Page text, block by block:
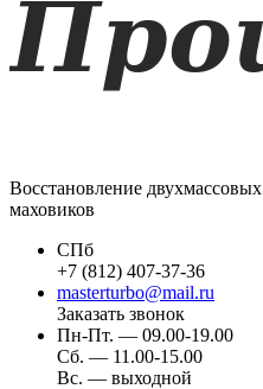
Восстановление двухмассовых
маховиков
СПб
+7 (812) 407-37-36
masterturbo@mail.ru
Заказать звонок
Пн-Пт. — 09.00-19.00
Сб. — 11.00-15.00
Вс. — выходной